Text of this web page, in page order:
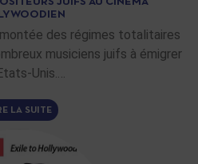
des régimes totalitaires
musiciens juifs à émigrer
Unis.…
LA SUITE